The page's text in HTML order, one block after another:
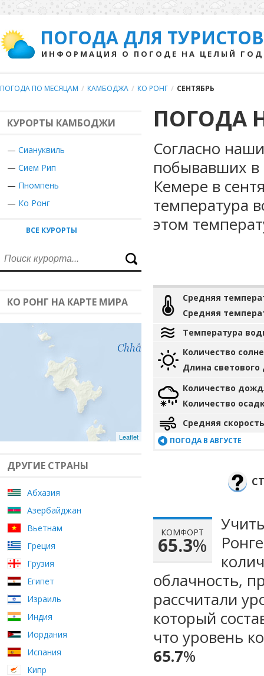
ПОГОДА ДЛЯ ТУРИСТОВ
ИНФОРМАЦИЯ О ПОГОДЕ НА ЦЕЛЫЙ ГОД
ПОГОДА ПО МЕСЯЦАМ / КАМБОДЖА / КО РОНГ / СЕНТЯБРЬ
КУРОРТЫ КАМБОДЖИ
— Сиануквиль
— Сием Рип
— Пномпень
— Ко Ронг
ВСЕ КУРОРТЫ
КО РОНГ НА КАРТЕ МИРА
Leaflet
ДРУГИЕ СТРАНЫ
Абхазия
Азербайджан
Вьетнам
Греция
Грузия
Египет
Израиль
Индия
Иордания
Испания
Кипр
ПОГОДА
Согласно
побывавших в
Кемере в
температура
этом
Средняя
Средняя
Температура
Количество
Длина светового
Количество
Количество
Средняя
ПОГОДА В АВГУСТЕ
КОМФОРТ
65.3%
облачность,
рассчитали
который
что уровень
65.7%